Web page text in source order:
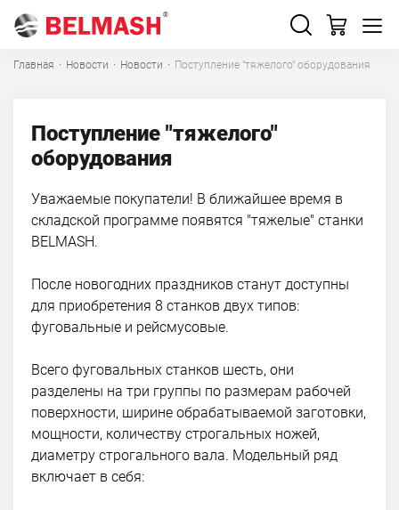
Главная · Новости · Новости · Поступление "тяжелого" оборудования
Поступление "тяжелого"
оборудования
Уважаемые покупатели! В ближайшее время в
складской программе появятся "тяжелые" станки
BELMASH.
После новогодних праздников станут доступны
для приобретения 8 станков двух типов:
фуговальные и рейсмусовые.
Всего фуговальных станков шесть, они
разделены на три группы по размерам рабочей
поверхности, ширине обрабатываемой заготовки,
мощности, количеству строгальных ножей,
диаметру строгального вала. Модельный ряд
включает в себя: